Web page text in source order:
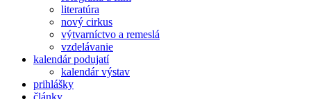
literatúra
nový cirkus
výtvarníctvo a remeslá
vzdelávanie
kalendár podujatí
kalendár výstav
prihlášky
články